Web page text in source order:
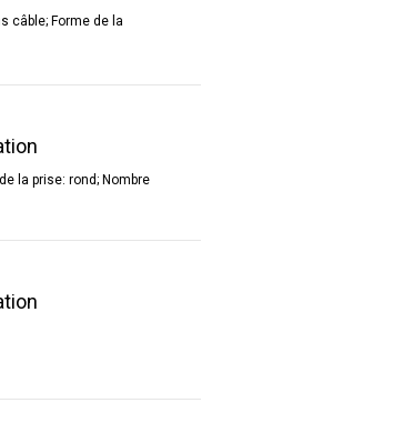
câble; Forme de la
la prise: rond; Nombre